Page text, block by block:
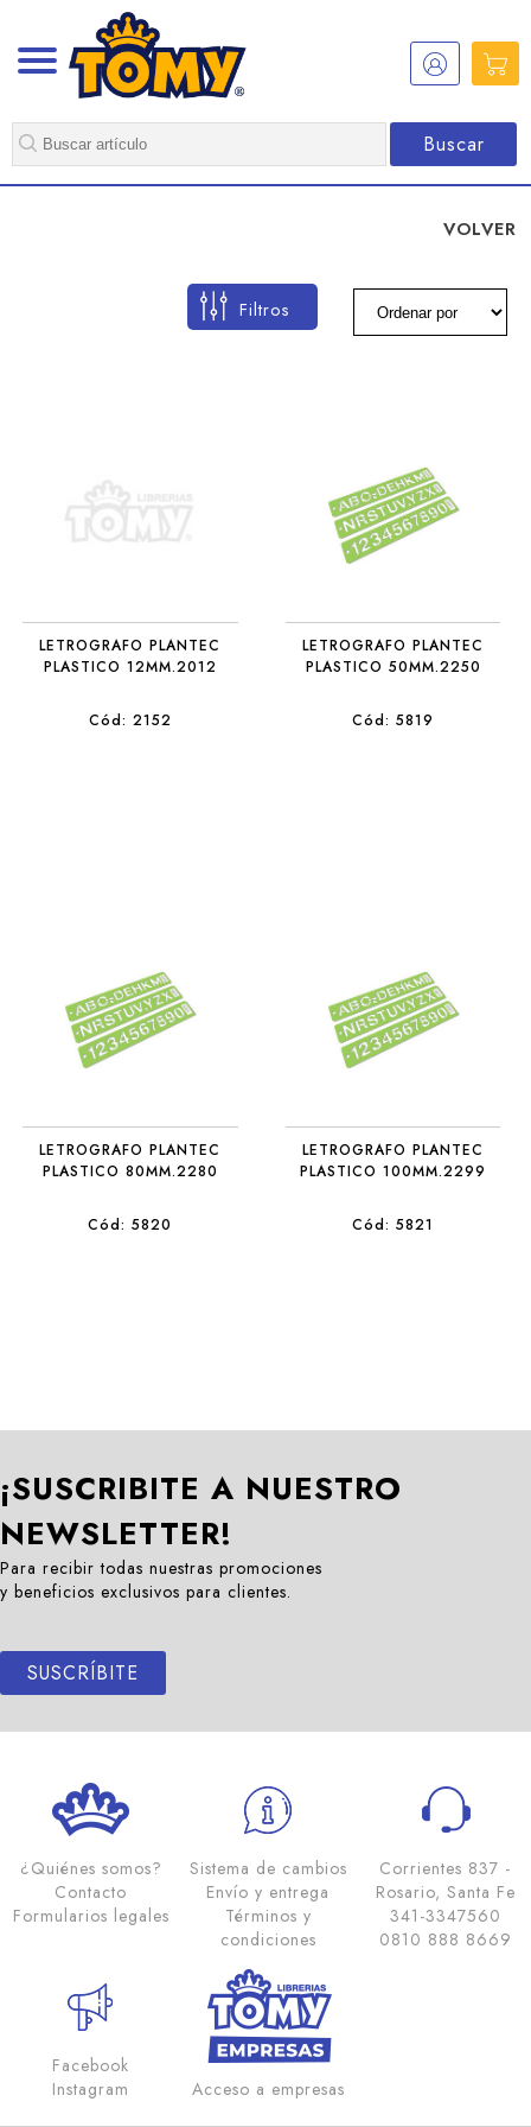
Buscar
VOLVER
Filtros
LETROGRAFO PLANTEC
PLASTICO 12MM.2012
Cód: 2152
LETROGRAFO PLANTEC
PLASTICO 50MM.2250
Cód: 5819
LETROGRAFO PLANTEC
PLASTICO 80MM.2280
Cód: 5820
LETROGRAFO PLANTEC
PLASTICO 100MM.2299
Cód: 5821
¡SUSCRIBITE A NUESTRO
NEWSLETTER!
Para recibir todas nuestras promociones
y beneficios exclusivos para clientes.
SUSCRÍBITE
¿Quiénes somos?
Contacto
Formularios legales
Sistema de cambios
Envío y entrega
Términos y
condiciones
Corrientes 837 -
Rosario, Santa Fe
341-3347560
0810 888 8669
Facebook
Instagram
Acceso a empresas